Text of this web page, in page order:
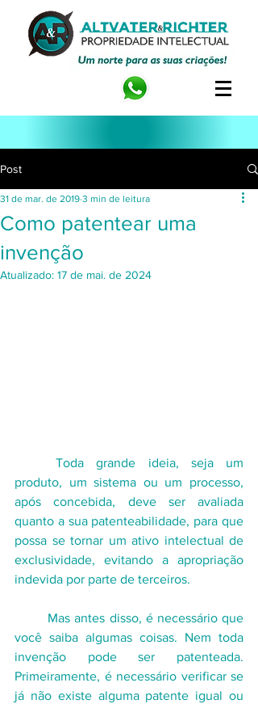
Post
Como patentear uma
invenção
31 de mar. de 2019 3 min de leitura
Atualizado: 17 de mai. de 2024
	Toda grande ideia, seja um
produto, um sistema ou um processo,
após concebida, deve ser avaliada
quanto a sua patenteabilidade, para que
possa se tornar um ativo intelectual de
exclusividade, evitando a apropriação
indevida por parte de terceiros.
você saiba algumas coisas. Nem toda
invenção pode ser patenteada.
Primeiramente, é necessário verificar se
já não existe alguma patente igual ou